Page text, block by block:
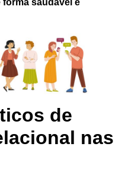
saudável e
de
nas